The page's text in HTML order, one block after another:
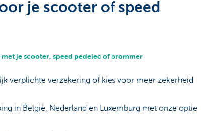
je scooter of speed
je scooter, speed pedelecof brommer
verplichte verzekering of kies voor meer zekerheid
in België, Nederland en Luxemburg met onze optie